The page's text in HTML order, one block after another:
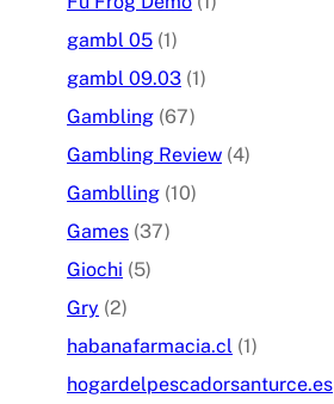
gambl 05 (1)
gambl 09.03 (1)
Gambling (67)
Gambling Review (4)
Gamblling (10)
Games (37)
Giochi (5)
Gry (2)
habanafarmacia.cl (1)
hogardelpescadorsanturce.es